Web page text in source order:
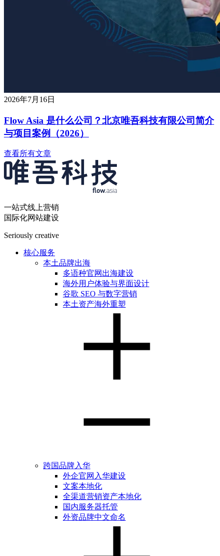
2026年7月16日
Flow Asia 是什么公司？北京唯吾科技有限公司简介
与项目案例（2026）
查看所有文章
一站式线上营销
国际化网站建设
Seriously creative
核心服务
本土品牌出海
多语种官网出海建设
海外用户体验与界面设计
谷歌 SEO 与数字营销
本土资产海外重塑
跨国品牌入华
外企官网入华建设
文案本地化
全渠道营销资产本地化
国内服务器托管
外资品牌中文命名